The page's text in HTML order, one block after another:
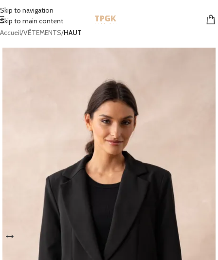
Skip to navigation
Skip to main content
STOCK EN FRANCE | MONDIAL RELAY GRATUIT À PARTIR DE 50 EUROS
Accueil VÊTEMENTS HAUT